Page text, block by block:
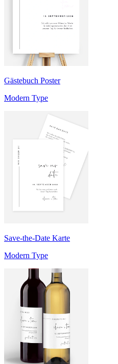
Gästebuch Poster
Modern Type
Save-the-Date Karte
Modern Type